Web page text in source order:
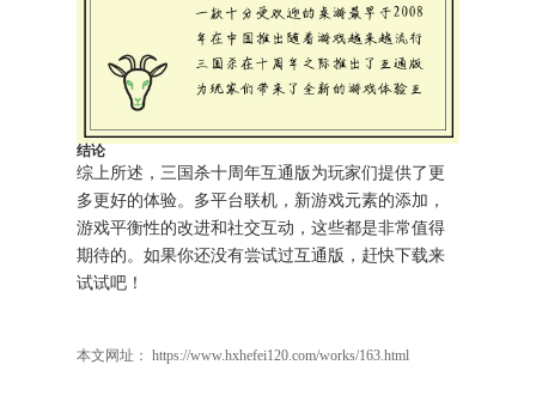
结论
综上所述，三国杀十周年互通版为玩家们提供了更
多更好的体验。多平台联机，新游戏元素的添加，
游戏平衡性的改进和社交互动，这些都是非常值得
期待的。如果你还没有尝试过互通版，赶快下载来
试试吧！
本文网址： https://www.hxhefei120.com/works/163.html